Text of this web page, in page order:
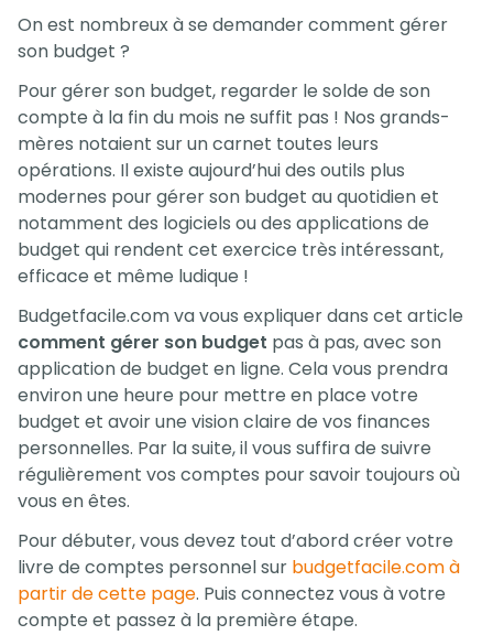
On est nombreux à se demander comment gérer
son budget ?
Pour gérer son budget, regarder le solde de son
compte à la fin du mois ne suffit pas ! Nos grands-
mères notaient sur un carnet toutes leurs
opérations. Il existe aujourd’hui des outils plus
modernes pour gérer son budget au quotidien et
notamment des logiciels ou des applications de
budget qui rendent cet exercice très intéressant,
efficace et même ludique !
Budgetfacile.com va vous expliquer dans cet article
comment gérer son budget pas à pas, avec son
application de budget en ligne. Cela vous prendra
environ une heure pour mettre en place votre
budget et avoir une vision claire de vos finances
personnelles. Par la suite, il vous suffira de suivre
régulièrement vos comptes pour savoir toujours où
vous en êtes.
Pour débuter, vous devez tout d’abord créer votre
livre de comptes personnel sur budgetfacile.com à
partir de cette page. Puis connectez vous à votre
compte et passez à la première étape.